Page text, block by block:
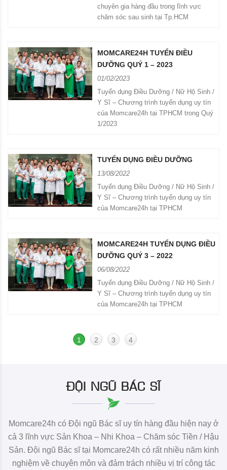
chuyên gia hàng đầu trong lĩnh vực
chăm sóc sau sinh tại Tp.HCM
MOMCARE24H TUYỂN ĐIỀU
DƯỠNG QUÝ 1 – 2023
01/02/2023
Tuyển dụng Điều Dưỡng / Nữ Hộ Sinh /
Y Sĩ – Chương trình tuyển dụng uy tín
của Momcare24h tại TPHCM trong Quý
1/2023
TUYỂN DỤNG ĐIỀU DƯỠNG
13/08/2022
Tuyển dụng Điều Dưỡng / Nữ Hộ Sinh /
Y Sĩ – Chương trình tuyển dụng uy tín
của Momcare24h tại TPHCM
MOMCARE24H TUYỂN DỤNG ĐIỀU
DƯỠNG QUÝ 3 – 2022
06/08/2022
Tuyển dụng Điều Dưỡng / Nữ Hộ Sinh /
Y Sĩ – Chương trình tuyển dụng uy tín
của Momcare24h tại TPHCM
1 2 3 4
ĐỘI NGŨ BÁC SĨ
Momcare24h có Đội ngũ Bác sĩ uy tín hàng đầu hiện nay ở
cả 3 lĩnh vực Sản Khoa – Nhi Khoa – Chăm sóc Tiền / Hậu
Sản. Đội ngũ Bác sĩ tại Momcare24h có rất nhiều năm kinh
nghiệm về chuyên môn và đảm trách nhiều vị trí công tác